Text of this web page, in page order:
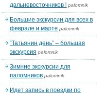
дальневосточников ! palomnik
Большие экскурсии для всех в
феврале и марте palomnik
“Татьянин день” – большая
экскурсия palomnik
Зимние экскурсии для
паломников palomnik
Идет запись в поездки по